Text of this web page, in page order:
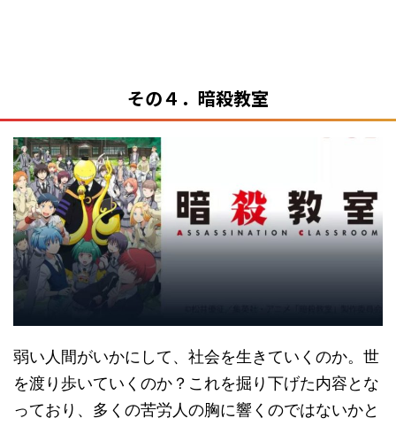
その４．暗殺教室
弱い人間がいかにして、社会を生きていくのか。世
を渡り歩いていくのか？これを掘り下げた内容とな
っており、多くの苦労人の胸に響くのではないかと